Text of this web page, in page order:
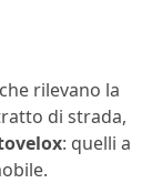
rilevano la
di strada,
: quelli a